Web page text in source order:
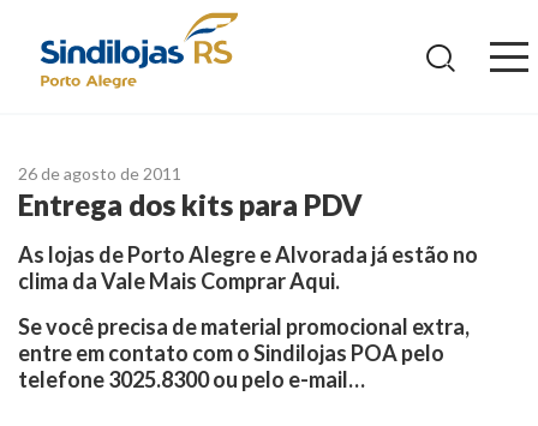
26 de agosto de 2011
Entrega dos kits para PDV
As lojas de Porto Alegre e Alvorada já estão no
clima da Vale Mais Comprar Aqui.
Se você precisa de material promocional extra,
entre em contato com o Sindilojas POA pelo
telefone 3025.8300 ou pelo e-mail…